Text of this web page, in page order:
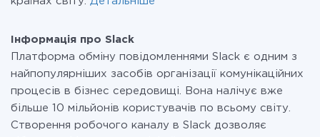
Інформація про Slack
Платформа обміну повідомленнями Slack є одним з
найпопулярніших засобів організації комунікаційних
процесів в бізнес середовищі. Вона налічує вже
більше 10 мільйонів користувачів по всьому світу.
Створення робочого каналу в Slack дозволяє